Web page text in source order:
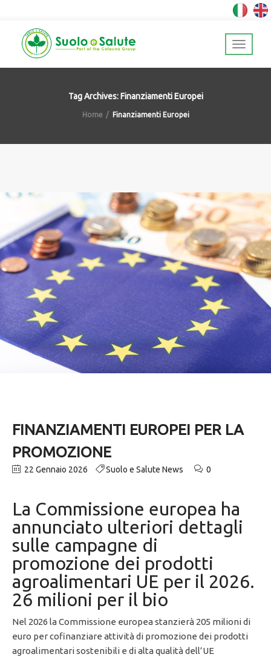
Tag Archives: Finanziamenti Europei
Home Finanziamenti Europei
FINANZIAMENTI EUROPEI PER LA
PROMOZIONE
22 Gennaio 2026 Suolo e Salute News 0
La Commissione europea ha
annunciato ulteriori dettagli
sulle campagne di
promozione dei prodotti
agroalimentari UE per il 2026.
26 milioni per il bio
Nel 2026 la Commissione europea stanzierà 205 milioni di
euro per cofinanziare attività di promozione dei prodotti
agroalimentari sostenibili e di alta qualità dell’UE